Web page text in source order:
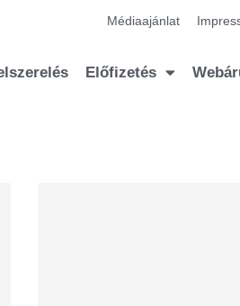
Médiaajánlat
Előfizetés